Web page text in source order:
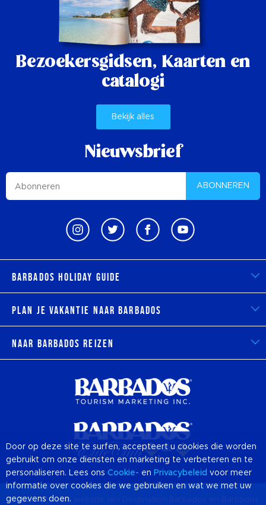
Bezoekersgidsen, Kaarten en
catalogi
Bekijk alles
Nieuwsbrief
ABONNEREN
Barbados Holiday Guide
Plan je vakantie naar Barbados
Naar Barbados reizen
© 2026 Officiële website van Destination
Door op deze site te surfen, accepteert u cookies die worden
gebruikt om onze diensten en marketing te verbeteren en te
personaliseren. Lees ons Cookie- en Privacybeleid voor meer
informatie over cookies die we gebruiken en wat we met uw
gegevens doen.